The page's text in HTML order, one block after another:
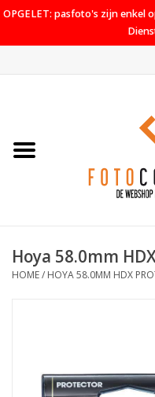
OPGELET: pasfoto's zijn enkel
Home
PROMO
Hoya 58.0mm
HOME/ HOYA 58.0MM HDX